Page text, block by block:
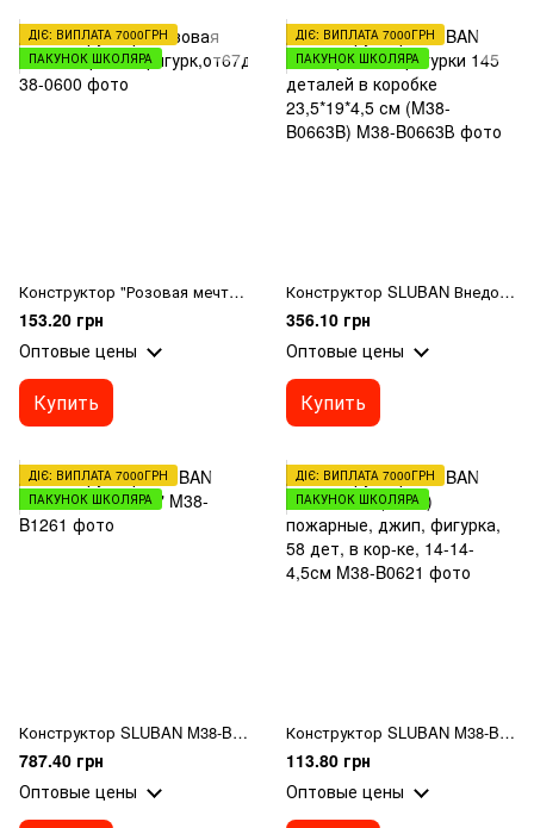
ДІЄ: ВИПЛАТА 7000ГРН
ПАКУНОК ШКОЛЯРА
Конструктор "Розовая мечта",трансп,фигурк,от67дет
153.20 грн
Оптовые цены
Купить
ДІЄ: ВИПЛАТА 7000ГРН
ПАКУНОК ШКОЛЯРА
Конструктор SLUBAN Внедорожник фигурки 145 деталей в коробке 23,5*19*4,5 см (M38-B0663B)
356.10 грн
Оптовые цены
Купить
ДІЄ: ВИПЛАТА 7000ГРН
ПАКУНОК ШКОЛЯРА
Конструктор SLUBAN M38-B0670 "Town"
787.40 грн
Оптовые цены
ДІЄ: ВИПЛАТА 7000ГРН
ПАКУНОК ШКОЛЯРА
Конструктор SLUBAN M38-B0621 (64шт) пожарные, джип, фигурка, 58 дет, в кор-ке, 14-14-4,5см
113.80 грн
Оптовые цены